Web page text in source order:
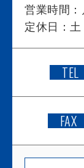
営業時間：
定休日：
TEL
FAX